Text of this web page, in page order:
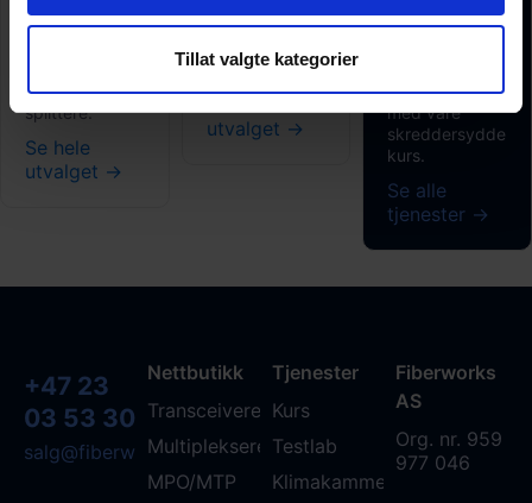
Tillat valgte kategorier
og distribuer
fiberlinjer med
splittere.
Se hele
utvalget →
fiberarbeid, fra små
reparasjoner til
store installasjoner.
utvalget →
analyse, test
kompetansen
med våre
skreddersydde
kurs.
Se alle
tjenester →
+47 23
03 53 30
salg@fiberworks.no
Nettbutikk
Transceivere
Multipleksere
MPO/MTP
Tjenester
Kurs
Testlab
Klimakammer
Fiberworks
AS
Org. nr. 959
977 046